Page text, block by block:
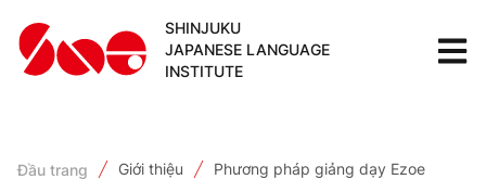
SHINJUKU
JAPANESE LANGUAGE
INSTITUTE
Đầu trang Giới thiệu Phương pháp giảng dạy Ezoe